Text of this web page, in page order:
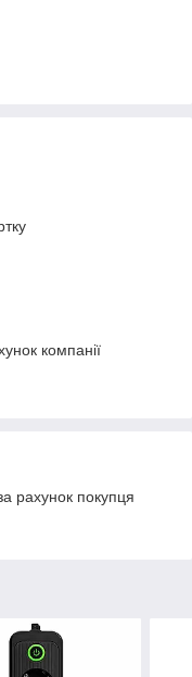
компанії
рахунок покупця